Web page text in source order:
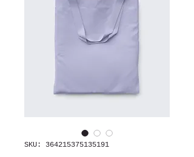
SKU: 364215375135191